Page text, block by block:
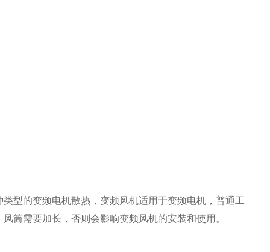
型的变频电机散热，变频风机适用于变频电机，普通工
筒需要加长，否则会影响变频风机的安装和使用。